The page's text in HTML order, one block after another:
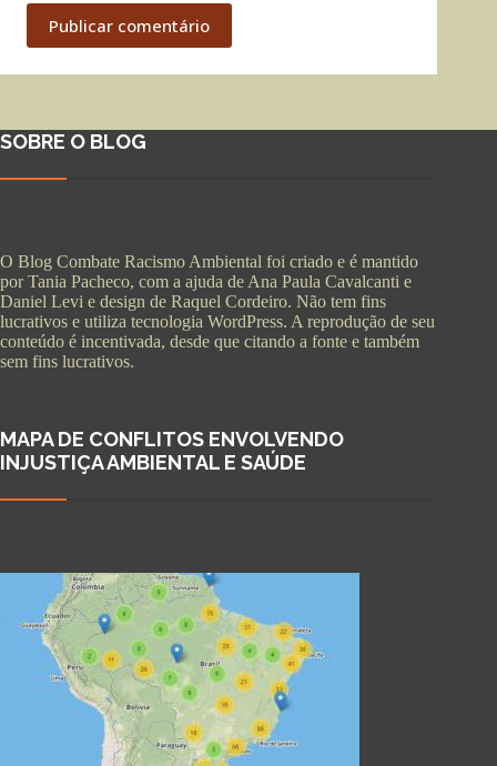
Publicar comentário
SOBRE O BLOG
O Blog Combate Racismo Ambiental foi criado e é mantido
por Tania Pacheco, com a ajuda de Ana Paula Cavalcanti e
Daniel Levi e design de Raquel Cordeiro. Não tem fins
lucrativos e utiliza tecnologia WordPress. A reprodução de seu
conteúdo é incentivada, desde que citando a fonte e também
sem fins lucrativos.
MAPA DE CONFLITOS ENVOLVENDO
INJUSTIÇA AMBIENTAL E SAÚDE